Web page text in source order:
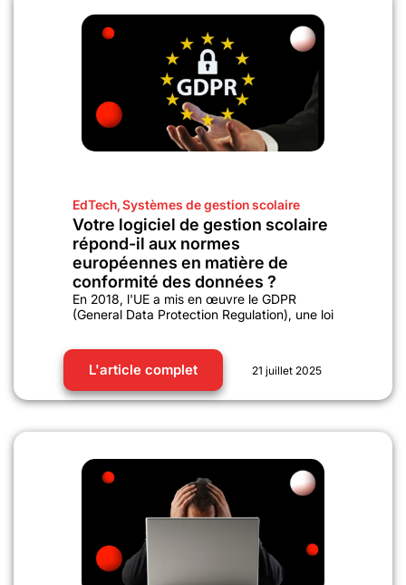
EdTech,Systèmes de gestion scolaire
Votre logiciel de gestion scolaire
répond-il aux normes
européennes en matière de
conformité des données ?
En 2018, l'UE a mis en œuvre le GDPR
(General Data Protection Regulation), une loi
L'article complet 21 juillet 2025